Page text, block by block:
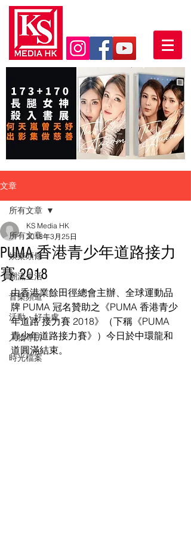
文章
所有文章
娛樂頭條
潮流生活
音樂頻道
活動・好去處
人物專訪
時光檔案
所有文章
PUMA 香港青少年道路接力
賽 2018
KS Media HK
2018年3月25日
由香港業餘田徑總會主辦、全球運動品
牌 PUMA 冠名贊助之《PUMA 香港青少
年道路 接力賽 2018》（下稱《PUMA
青少年道路接力賽》）今日於中環龍和
道圓滿結束。